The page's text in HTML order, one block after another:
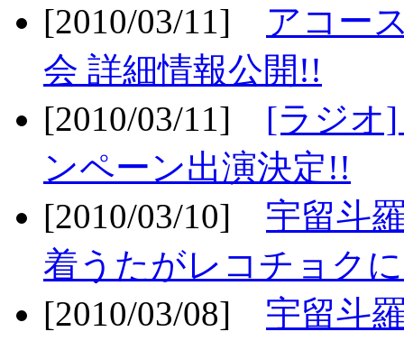
[2010/03/11] アコー
会 詳細情報公開!!
[2010/03/11] [ラジオ
ンペーン出演決定!!
[2010/03/10] 宇留斗
着うたがレコチョク
[2010/03/08] 宇留斗